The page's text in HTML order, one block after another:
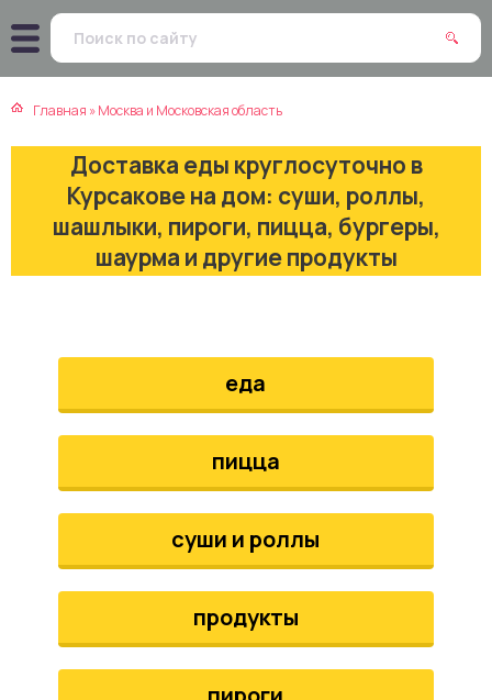
Главная »Москва и Московская область
Доставка еды круглосуточно в
Курсакове на дом: суши, роллы,
шашлыки, пироги, пицца, бургеры,
шаурма и другие продукты
еда
пицца
суши и роллы
продукты
кухня
кухня